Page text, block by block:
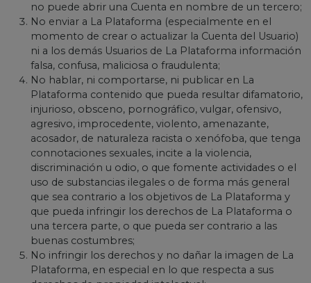
no puede abrir una Cuenta en nombre de un tercero;
No enviar a La Plataforma (especialmente en el
momento de crear o actualizar la Cuenta del Usuario)
ni a los demás Usuarios de La Plataforma información
falsa, confusa, maliciosa o fraudulenta;
No hablar, ni comportarse, ni publicar en La
Plataforma contenido que pueda resultar difamatorio,
injurioso, obsceno, pornográfico, vulgar, ofensivo,
agresivo, improcedente, violento, amenazante,
acosador, de naturaleza racista o xenófoba, que tenga
connotaciones sexuales, incite a la violencia,
discriminación u odio, o que fomente actividades o el
uso de substancias ilegales o de forma más general
que sea contrario a los objetivos de La Plataforma y
que pueda infringir los derechos de La Plataforma o
una tercera parte, o que pueda ser contrario a las
buenas costumbres;
No infringir los derechos y no dañar la imagen de La
Plataforma, en especial en lo que respecta a sus